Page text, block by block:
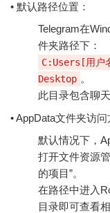
• 默认路径位置：
Telegram在
件夹路径下：
C:Users[用户
Desktop 。
此目录包含聊
• AppData文件夹访问
默认情况下，
打开文件资源
的项目”。
在路径中进入
目录即可查看